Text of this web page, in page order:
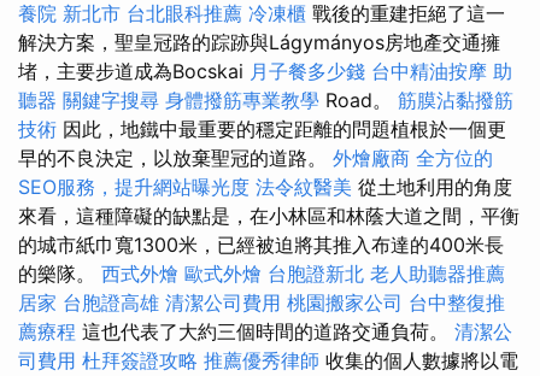
養院 新北市 台北眼科推薦 冷凍櫃 戰後的重建拒絕了這一
解決方案，聖皇冠路的踪跡與Lágymányos房地產交通擁
堵，主要步道成為Bocskai 月子餐多少錢 台中精油按摩 助
聽器 關鍵字搜尋 身體撥筋專業教學 Road。 筋膜沾黏撥筋
技術 因此，地鐵中最重要的穩定距離的問題植根於一個更
早的不良決定，以放棄聖冠的道路。 外燴廠商 全方位的
SEO服務，提升網站曝光度 法令紋醫美 從土地利用的角度
來看，這種障礙的缺點是，在小林區和林蔭大道之間，平衡
的城市紙巾寬1300米，已經被迫將其推入布達的400米長
的樂隊。 西式外燴 歐式外燴 台胞證新北 老人助聽器推薦
居家 台胞證高雄 清潔公司費用 桃園搬家公司 台中整復推
薦療程 這也代表了大約三個時間的道路交通負荷。 清潔公
司費用 杜拜簽證攻略 推薦優秀律師 收集的個人數據將以電